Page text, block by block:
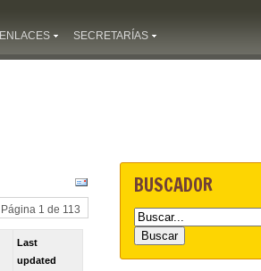
ENLACES SECRETARÍAS
Página 1 de 113
Last
updated
BUSCADOR